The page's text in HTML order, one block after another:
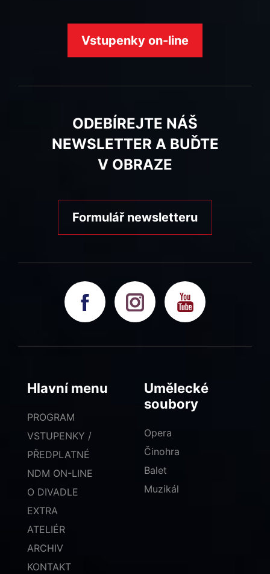
Vstupenky on-line
ODEBÍREJTE NÁŠ
NEWSLETTER A BUĎTE
V OBRAZE
Formulář newsletteru
Hlavní menu
PROGRAM
VSTUPENKY /
PŘEDPLATNÉ
NDM ON-LINE
O DIVADLE
EXTRA
ATELIÉR
ARCHIV
KONTAKT
Umělecké
soubory
Opera
Činohra
Balet
Muzikál